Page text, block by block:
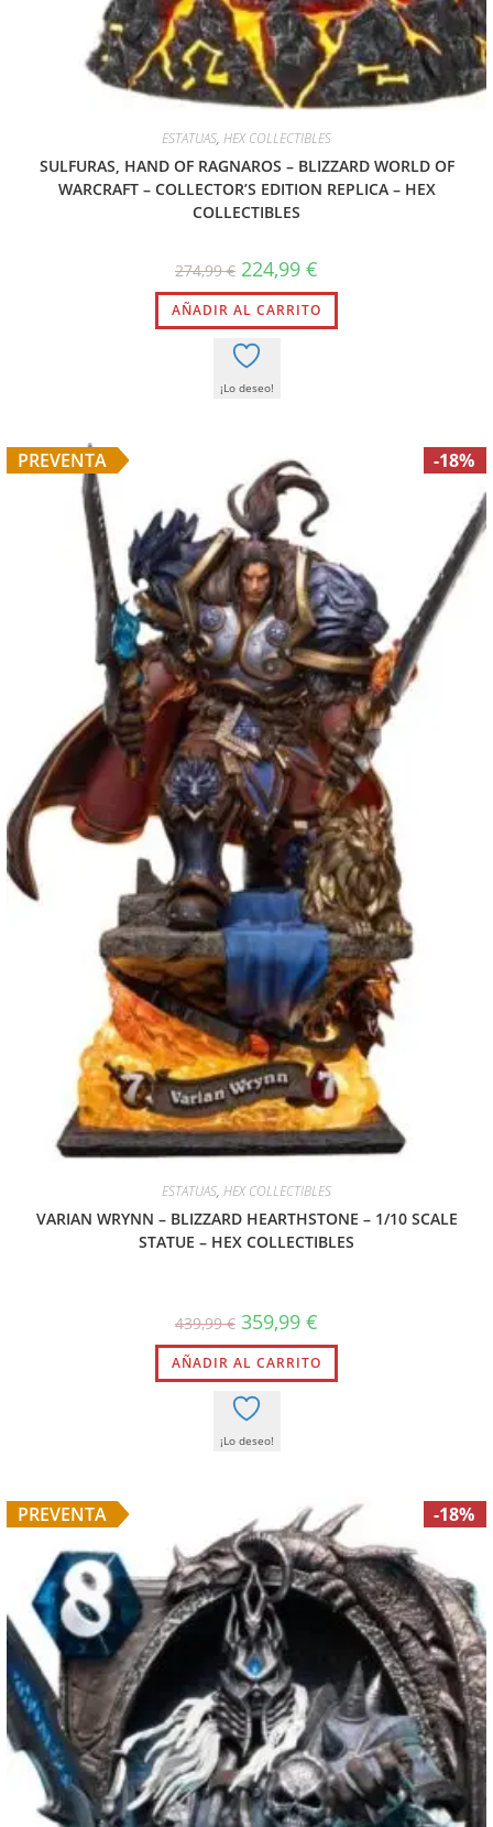
ESTATUAS, HEX COLLECTIBLES
SULFURAS, HAND OF RAGNAROS – BLIZZARD WORLD OF
WARCRAFT – COLLECTOR’S EDITION REPLICA – HEX
COLLECTIBLES
274,99€ 224,99 €
AÑADIR AL CARRITO
¡Lo deseo!
-18%
PREVENTA
ESTATUAS, HEX COLLECTIBLES
VARIAN WRYNN – BLIZZARD HEARTHSTONE – 1/10 SCALE
STATUE – HEX COLLECTIBLES
439,99€ 359,99 €
AÑADIR AL CARRITO
¡Lo deseo!
-18%
PREVENTA